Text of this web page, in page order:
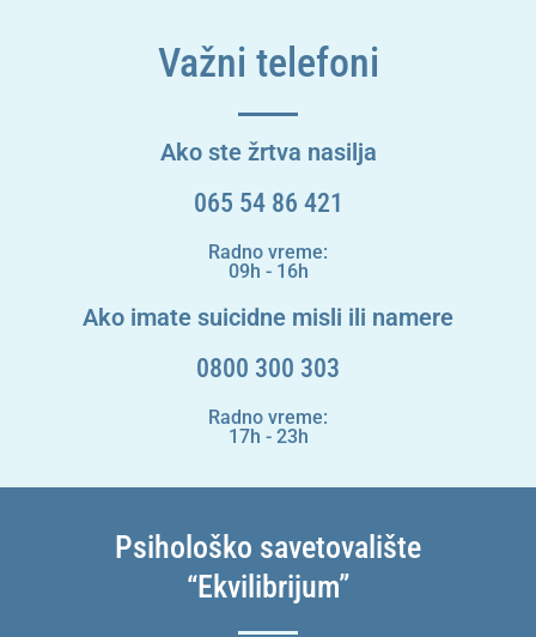
Važni telefoni
Ako ste žrtva nasilja
065 54 86 421
Radno vreme:
09h - 16h
Ako imate suicidne misli ili namere
0800 300 303
Radno vreme:
17h - 23h
Psihološko savetovalište
“Ekvilibrijum”